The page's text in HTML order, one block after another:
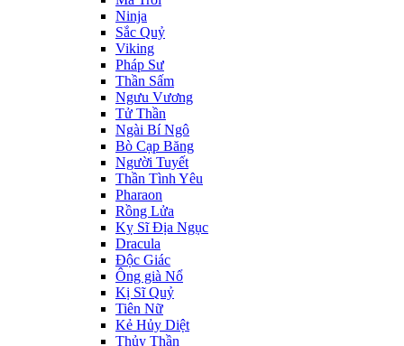
Ninja
Sắc Quỷ
Viking
Pháp Sư
Thần Sấm
Ngưu Vương
Tử Thần
Ngài Bí Ngô
Bò Cạp Băng
Người Tuyết
Thần Tình Yêu
Pharaon
Rồng Lửa
Kỵ Sĩ Địa Ngục
Dracula
Độc Giác
Ông già Nổ
Kị Sĩ Quỷ
Tiên Nữ
Kẻ Hủy Diệt
Thủy Thần